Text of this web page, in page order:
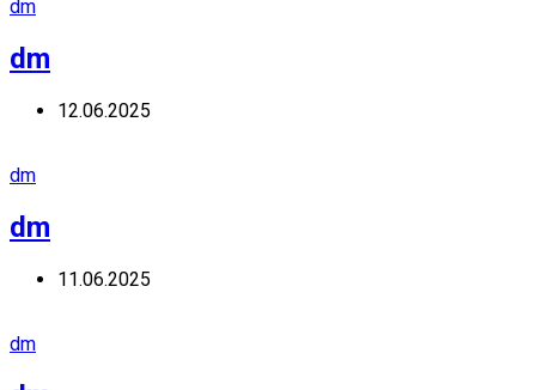
dm
dm
12.06.2025
dm
dm
11.06.2025
dm